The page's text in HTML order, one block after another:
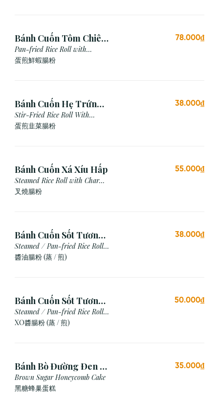
Bánh Cuốn Tôm Chiên
Trứng
Pan-fried Rice Roll with
Shrimp & Egg
蛋煎鮮蝦腸粉
78.000₫
Bánh Cuốn Hẹ Trứng
Xào
Stir-Fried Rice Roll With
Chives & Egg
蛋煎⾲菜腸粉
38.000₫
Bánh Cuốn Xá Xíu Hấp
Steamed Rice Roll with Char
Siu
叉燒腸粉
55.000₫
Bánh Cuốn Sốt Tương
Xì Dầu (Hấp/Chiên)
Steamed / Pan-fried Rice Roll
with Soy Sauce
醬油腸粉 (蒸 / 煎)
38.000₫
Bánh Cuốn Sốt Tương
Xo (Hấp/Chiên)
Steamed / Pan-fried Rice Roll
with XO Sauce
XO醬腸粉 (蒸 / 煎)
50.000₫
Bánh Bò Đường Đen (1
Cái)
Brown Sugar Honeycomb Cake
黑糖蜂巢蛋糕
35.000₫